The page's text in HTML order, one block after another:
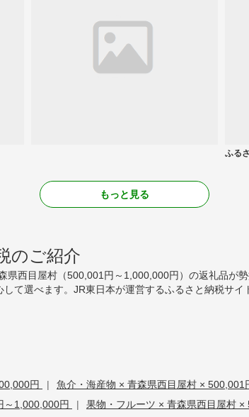
ふる
もっと見る
のご紹介
県西目屋村（500,001円～1,000,000円）の返礼品が
て選べます。JR東日本が運営するふるさと納税サイ
円 | 魚介・海産物 × 青森県西目屋村 × 500,001
～1,000,000円
| 果物・フルーツ × 青森県西目屋村